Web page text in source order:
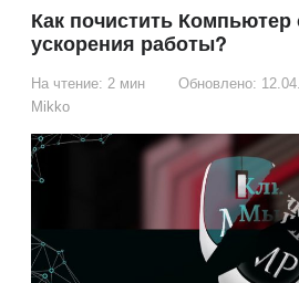
Как почистить Компьютер
ускорения работы?
На чтение: 2 мин Обновлено:
Mikko